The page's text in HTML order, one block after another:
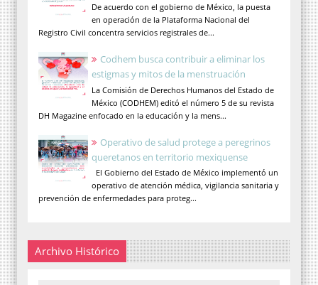
De acuerdo con el gobierno de México, la puesta
en operación de la Plataforma Nacional del
Registro Civil concentra servicios registrales de...
Codhem busca contribuir a eliminar los
estigmas y mitos de la menstruación
La Comisión de Derechos Humanos del Estado de
México (CODHEM) editó el número 5 de su revista
DH Magazine enfocado en la educación y la mens...
Operativo de salud protege a peregrinos
queretanos en territorio mexiquense
El Gobierno del Estado de México implementó un
operativo de atención médica, vigilancia sanitaria y
prevención de enfermedades para proteg...
Archivo Histórico